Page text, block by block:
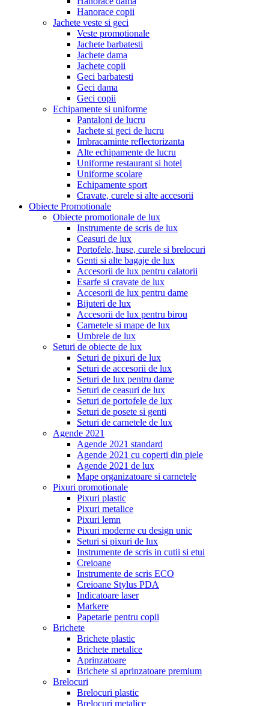
Hanorace copii
Jachete veste si geci
Veste promotionale
Jachete barbatesti
Jachete dama
Jachete copii
Geci barbatesti
Geci dama
Geci copii
Echipamente si uniforme
Pantaloni de lucru
Jachete si geci de lucru
Imbracaminte reflectorizanta
Alte echipamente de lucru
Uniforme restaurant si hotel
Uniforme scolare
Echipamente sport
Cravate, curele si alte accesorii
Obiecte Promotionale
Obiecte promotionale de lux
Instrumente de scris de lux
Ceasuri de lux
Portofele, huse, curele si brelocuri
Genti si alte bagaje de lux
Accesorii de lux pentru calatorii
Esarfe si cravate de lux
Accesorii de lux pentru dame
Bijuteri de lux
Accesorii de lux pentru birou
Carnetele si mape de lux
Umbrele de lux
Seturi de obiecte de lux
Seturi de pixuri de lux
Seturi de accesorii de lux
Seturi de lux pentru dame
Seturi de ceasuri de lux
Seturi de portofele de lux
Seturi de posete si genti
Seturi de carnetele de lux
Agende 2021
Agende 2021 standard
Agende 2021 cu coperti din piele
Agende 2021 de lux
Mape organizatoare si carnetele
Pixuri promotionale
Pixuri plastic
Pixuri metalice
Pixuri lemn
Pixuri moderne cu design unic
Seturi si pixuri de lux
Instrumente de scris in cutii si etui
Creioane
Instrumente de scris ECO
Creioane Stylus PDA
Indicatoare laser
Markere
Papetarie pentru copii
Brichete
Brichete plastic
Brichete metalice
Aprinzatoare
Brichete si aprinzatoare premium
Brelocuri
Brelocuri plastic
Brelocuri metalice